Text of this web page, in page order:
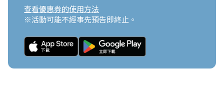
查看優惠券的使用方法
※活動可能不經事先預告即終止。